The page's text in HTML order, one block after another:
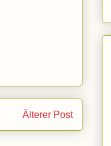
Älterer Post